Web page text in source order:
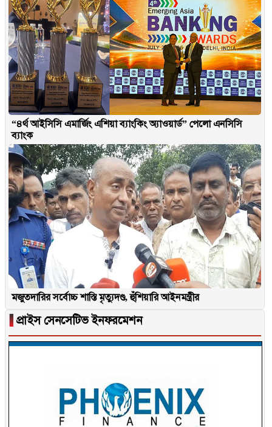
“৪র্থ আইসিসি এমার্জিং এশিয়া ব্যাংকিং অ্যাওয়ার্ড” পেলো এনসিসি
ব্যাংক
মজুতদারির সর্বোচ্চ শাস্তি মৃত্যুদণ্ড, হুঁশিয়ারি আইনমন্ত্রীর
▐ প্রাইস সেনসেটিভ ইনফরমেশন